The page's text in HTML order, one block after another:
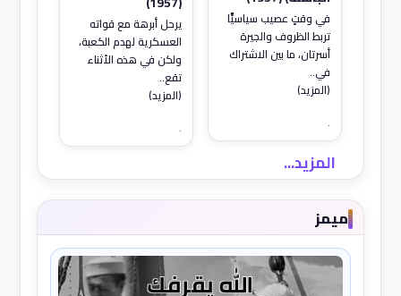
في وقتٍ عصيب سياسيًّا
تربط الظروف والجيرة
أسرتان، ما بين الاشتراك
في..
(المزيد)
.
يرحل أبرهة مع قواته
العسكرية لهدم الكعبة،
ولكن في هذه الأثناء
تقع..
(المزيد)
.
المزيد...
ميمز